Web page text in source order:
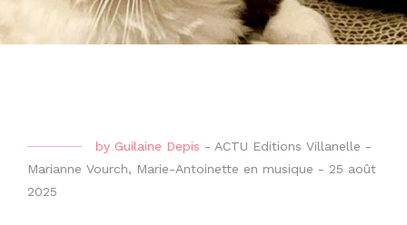
by Guilaine Depis - ACTU Editions Villanelle -
Marianne Vourch, Marie-Antoinette en musique - 25 août
2025